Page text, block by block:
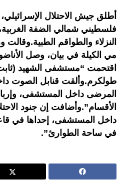
أطلق جيش الاحتلال
فلسطيني شمالي الضفة
النزلاء والطواقم
مي الكيلة في بيان، وصل
اقتحمت “مستشفى الشهيد
طولكرم.وألقت قنابل الصوت
المرضى داخل المستشفى،
في ساحة الطوارئ”.